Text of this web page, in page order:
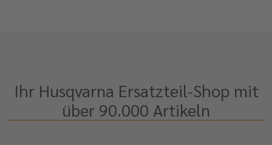
Ihr Husqvarna Ersatzteil-Shop mit
über 90.000 Artikeln